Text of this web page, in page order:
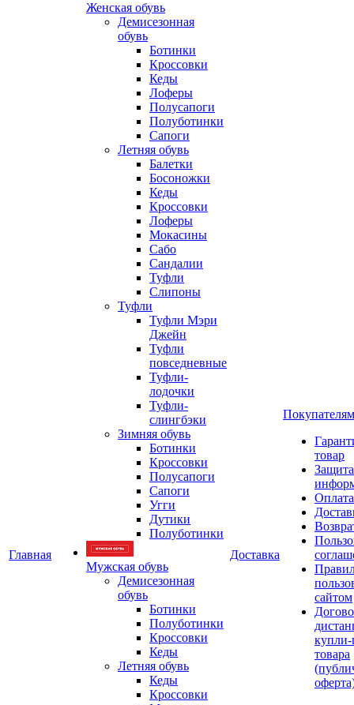
Главная
Женская обувь
Демисезонная
обувь
Ботинки
Кроссовки
Кеды
Лоферы
Полусапоги
Полуботинки
Сапоги
Летняя обувь
Балетки
Босоножки
Кеды
Кроссовки
Лоферы
Мокасины
Сабо
Сандалии
Туфли
Слипоны
Туфли
Туфли Мэри
Джейн
Туфли
повседневные
Туфли-
лодочки
Туфли-
слингбэки
Зимняя обувь
Ботинки
Кроссовки
Полусапоги
Сапоги
Угги
Дутики
Полуботинки
Мужская обувь
Демисезонная
обувь
Ботинки
Полуботинки
Кроссовки
Кеды
Летняя обувь
Кеды
Кроссовки
Доставка
Покупателям
товар
Защита
Оплата
сайтом
товара